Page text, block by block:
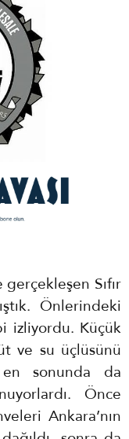
Sıfır
Önlerindeki
izliyordu. Küçük
ve su üçlüsünü
sonunda da
Önce
Ankara’nın